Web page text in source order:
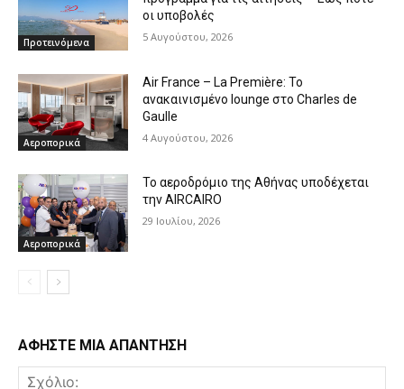
Προτεινόμενα
οι υποβολές
5 Αυγούστου, 2026
Αεροπορικά
Air France – La Première: Το
ανακαινισμένο lounge στο Charles de
Gaulle
4 Αυγούστου, 2026
Αεροπορικά
Το αεροδρόμιο της Αθήνας υποδέχεται
την AIRCAIRO
29 Ιουλίου, 2026
ΑΦΗΣΤΕ ΜΙΑ ΑΠΑΝΤΗΣΗ